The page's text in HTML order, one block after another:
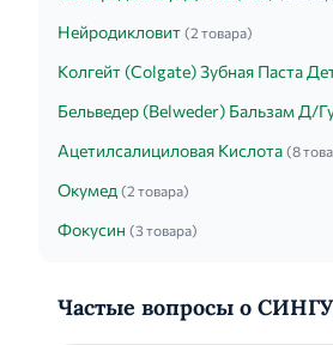
Нейродикловит (2 товара)
Колгейт (Colgate) Зубная Паста
Бельведер (Belweder) Бальзам Д/
Ацетилсалициловая Кислота (8
Окумед (2 товара)
Фокусин (3 товара)
Частые вопросы о